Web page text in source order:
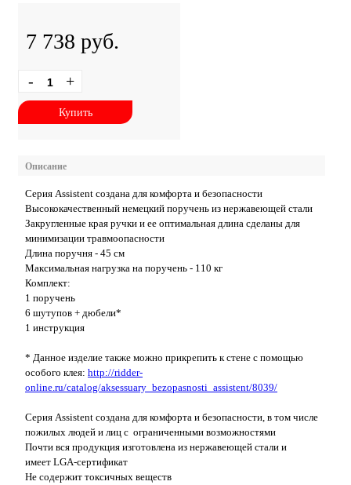
7 738 руб.
- +
Купить
Описание
Серия Assistent создана для комфорта и безопасности
Высококачественный немецкий поручень из нержавеющей стали
Закругленные края ручки и ее оптимальная длина сделаны для
минимизации травмоопасности
Длина поручня - 45 см
Максимальная нагрузка на поручень - 110 кг
Комплект:
1 поручень
6 шутупов + дюбели*
1 инструкция
* Данное изделие также можно прикрепить к стене с помощью
особого клея: http://ridder-
online.ru/catalog/aksessuary_bezopasnosti_assistent/8039/
Серия Assistent создана для комфорта и безопасности, в том числе
пожилых людей и лиц с ограниченными возможностями
Почти вся продукция изготовлена из нержавеющей стали и
имеет LGA-сертификат
Не содержит токсичных веществ